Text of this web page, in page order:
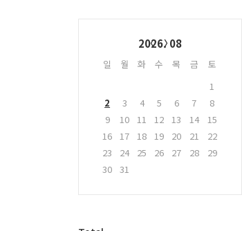
2026. 08
일 월 화 수 목 금
토
1
2
3 4 5 6 7
8
9
10 11 12 13 14
15
16 17 18 19 20 21
22
23
24 25 26 27 28
29
30 31